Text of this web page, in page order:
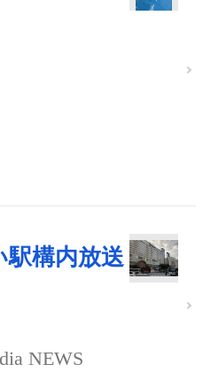
駅構内放送
NEWS